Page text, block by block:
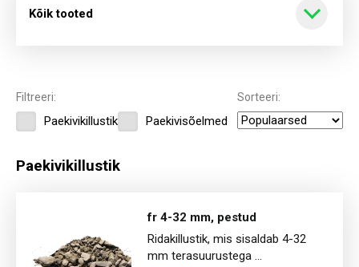
Kõik tooted
Filtreeri:
Paekivikillustik Paekivisõelmed
Sorteeri:
Paekivikillustik
fr 4-32 mm, pestud
Ridakillustik, mis sisaldab 4-32
mm terasuurustega ...